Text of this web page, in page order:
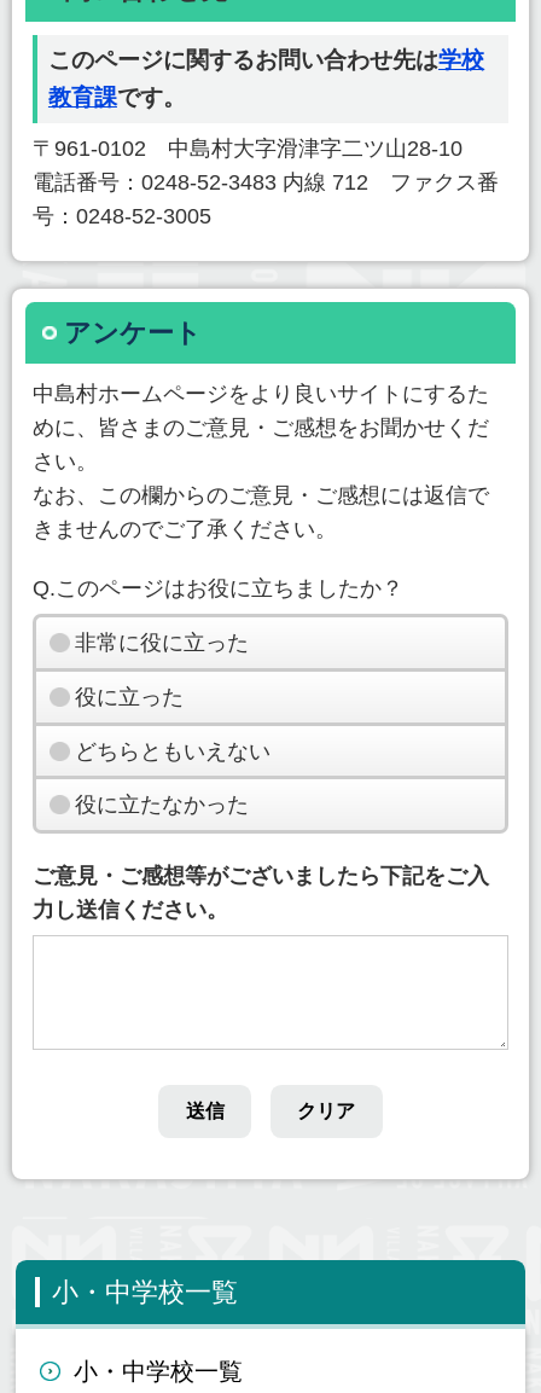
このページに関するお問い合わせ先は学校
教育課です。
〒961-0102 中島村大字滑津字二ツ山28-10
電話番号：0248-52-3483 内線 712 ファクス番
号：0248-52-3005
アンケート
中島村ホームページをより良いサイトにするた
めに、皆さまのご意見・ご感想をお聞かせくだ
さい。
なお、この欄からのご意見・ご感想には返信で
きませんのでご了承ください。
Q.このページはお役に立ちましたか？
非常に役に立った
役に立った
どちらともいえない
役に立たなかった
ご意見・ご感想等がございましたら下記をご入
力し送信ください。
小・中学校一覧
小・中学校一覧